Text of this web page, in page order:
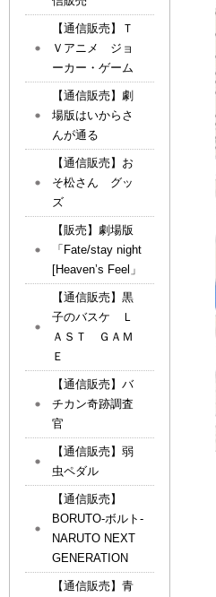
【通信販売】Ｔ
Ｖアニメ ジョ
ーカー・ゲーム
【通信販売】劇
場版はいからさ
んが通る
【通信販売】お
そ松さん グッ
ズ
【販売】劇場版
「Fate/stay night
[Heaven’s Feel」
【通信販売】黒
子のバスケ Ｌ
ＡＳＴ ＧＡＭ
Ｅ
【通信販売】バ
チカン奇跡調査
官
【通信販売】弱
虫ペダル
【通信販売】
BORUTO-ボルト-
NARUTO NEXT
GENERATION
【通信販売】青